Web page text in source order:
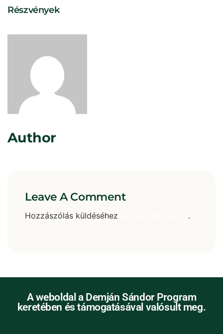
Részvények
Author
Leave A Comment
Hozzászólás küldéséhez .
A weboldal a Demján Sándor Program
keretében és támogatásával valósult meg.